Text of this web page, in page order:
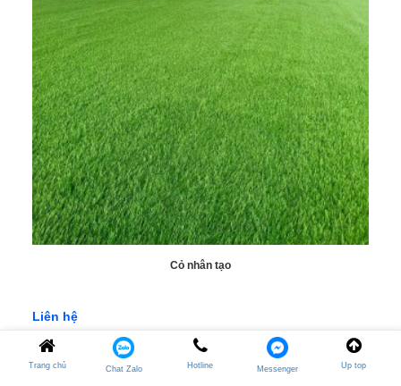
Cỏ nhân tạo
Liên hệ
Trang chủ Chat Zalo Hotline Messenger Up top